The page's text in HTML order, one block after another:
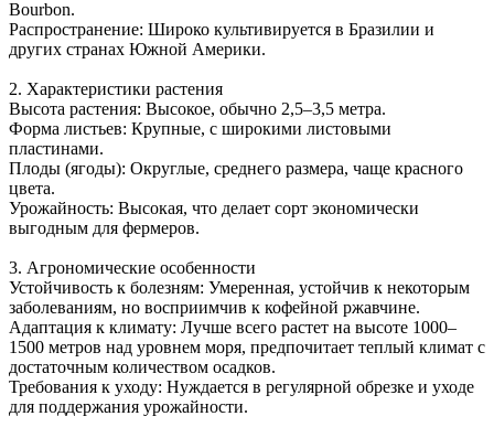
Bourbon.
Распространение: Широко культивируется в Бразилии и
других странах Южной Америки.
2. Характеристики растения
Высота растения: Высокое, обычно 2,5–3,5 метра.
Форма листьев: Крупные, с широкими листовыми
пластинами.
Плоды (ягоды): Округлые, среднего размера, чаще красного
цвета.
Урожайность: Высокая, что делает сорт экономически
выгодным для фермеров.
3. Агрономические особенности
Устойчивость к болезням: Умеренная, устойчив к некоторым
заболеваниям, но восприимчив к кофейной ржавчине.
Адаптация к климату: Лучше всего растет на высоте 1000–
1500 метров над уровнем моря, предпочитает теплый климат с
достаточным количеством осадков.
Требования к уходу: Нуждается в регулярной обрезке и уходе
для поддержания урожайности.